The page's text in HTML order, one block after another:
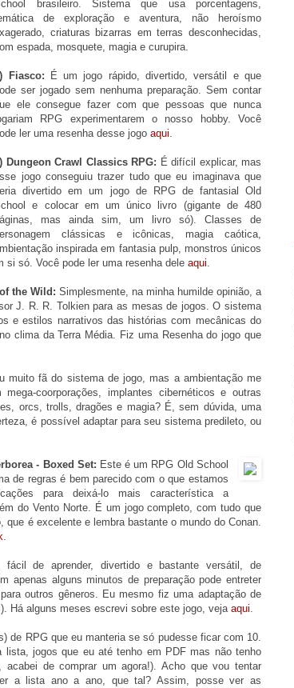
brasileiro. Sistema que usa porcentagens,
de exploração e aventura, não heroísmo
criaturas bizarras em terras desconhecidas,
espada, mosquete, magia e curupira.
Fiasco: É um jogo rápido, divertido, versátil e que
ser jogado sem nenhuma preparação. Sem contar
ele consegue fazer com que pessoas que nunca
RPG experimentarem o nosso hobby. Você
ler uma resenha desse jogoaqui.
Dungeon Crawl Classics RPG: É difícil explicar, mas
jogo conseguiu trazer tudo que eu imaginava que
divertido em um jogo de RPG de fantasial Old
e colocar em um único livro (gigante de 480
mas ainda sim, um livro só). Classes de
clássicas e icônicas, magia caótica,
inspirada em fantasia pulp, monstros únicos
si só. Você pode ler uma resenha dele aqui.
the Wild: Simplesmente, na minha humilde opinião, a
J. R. R. Tolkien para as mesas de jogos. O sistema
e estilos narrativos das histórias com mecânicas do
clima da Terra Média. Fiz uma Resenha do jogo que
muito fã do sistema de jogo, mas a ambientação me
coorporações, implantes cibernéticos e outras
orcs, trolls, dragões e magia? É, sem dúvida, uma
é possível adaptar para seu sistema predileto, ou
- Boxed Set: Este é um RPG Old School
de regras é bem parecido com o que estamos
para deixá-lo mais característica a
do Vento Norte. É um jogo completo, com tudo que
é excelente e lembra bastante o mundo do Conan.
.
fácil de aprender, divertido e bastante versátil, de
apenas alguns minutos de preparação pode entreter
outros gêneros. Eu mesmo fiz uma adaptação de
Há alguns meses escrevi sobre este jogo, veja aqui.
de RPG que eu manteria se só pudesse ficar com 10.
jogos que eu até tenho em PDF mas não tenho
de comprar um agora!). Acho que vou tentar
a lista ano a ano, que tal? Assim, posse ver as